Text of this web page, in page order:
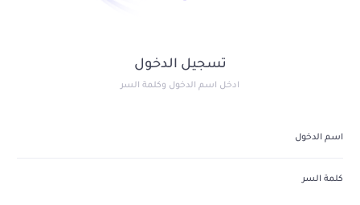
تسجيل الدخول
ادخل اسم الدخول وكلمة السر